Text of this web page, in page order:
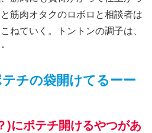
筋肉オタクのロボロと相談者は
ねていく。トントンの調子は、
チの袋開けてるーー
)にポテチ開けるやつがあ